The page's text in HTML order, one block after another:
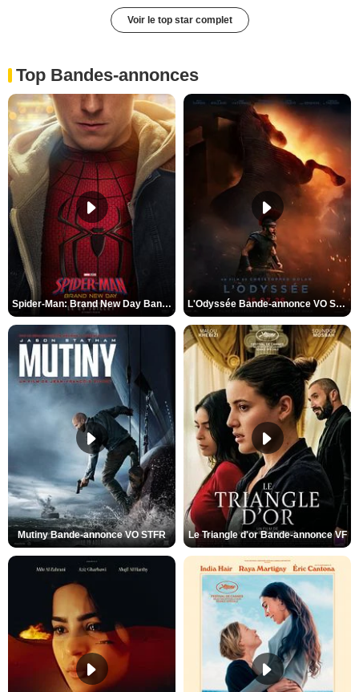
Voir le top star complet
Top Bandes-annonces
Spider-Man: Brand New Day Bande-annonce VO STFR L'Odyssée Bande-annonce VO STFR
Mutiny Bande-annonce VO STFR Le Triangle d'or Bande-annonce VF